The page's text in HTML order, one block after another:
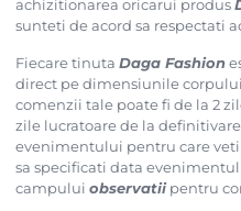
achizitionarea oricarui produs
sunteti de acord sa respectati
Fiecare tinutaDaga Fashion
direct pe dimensiunile
comenzii tale poate fi de la 2
zile lucratoare de la
evenimentului pentru care
sa specificati data
campuluiobservatiipentru